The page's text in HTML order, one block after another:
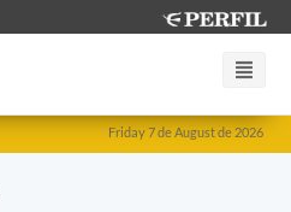
Friday 7 de August de 2026